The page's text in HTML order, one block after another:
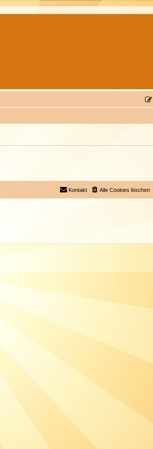
Alle Cookies löschen
Kontakt